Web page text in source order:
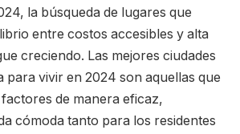
la búsqueda de lugares que
entre costos accesibles y alta
creciendo. Las mejores ciudades
para vivir en 2024 son aquellas que
de manera eficaz,
cómoda tanto para los residentes